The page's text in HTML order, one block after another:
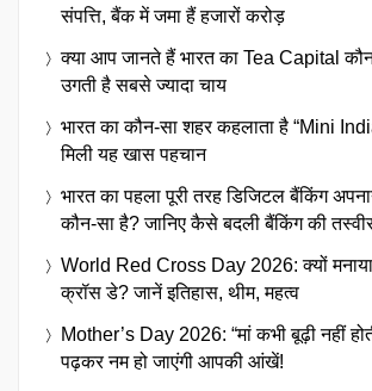
संपत्ति, बैंक में जमा हैं हजारों करोड़
क्या आप जानते हैं भारत का Tea Capital
उगती है सबसे ज्यादा चाय
भारत का कौन-सा शहर कहलाता है “Mini
मिली यह खास पहचान
भारत का पहला पूरी तरह डिजिटल बैंकिंग
कौन-सा है? जानिए कैसे बदली बैंकिंग की
World Red Cross Day 2026: क्यों
क्रॉस डे? जानें इतिहास, थीम, महत्व
Mother’s Day 2026: “मां कभी बूढ़ी नहीं
पढ़कर नम हो जाएंगी आपकी आंखें!